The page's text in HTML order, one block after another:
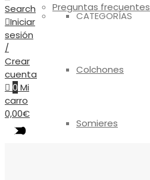
Preguntas frecuentes
CATEGORÍAS
Colchones
Somieres
Search
Iniciar
sesión
/
Crear
cuenta
0 Mi
carro
0,00€